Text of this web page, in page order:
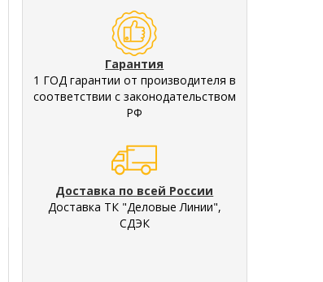
Гарантия
1 ГОД гарантии от производителя в
соответствии с законодательством
РФ
Доставка по всей России
Доставка ТК "Деловые Линии",
СДЭК